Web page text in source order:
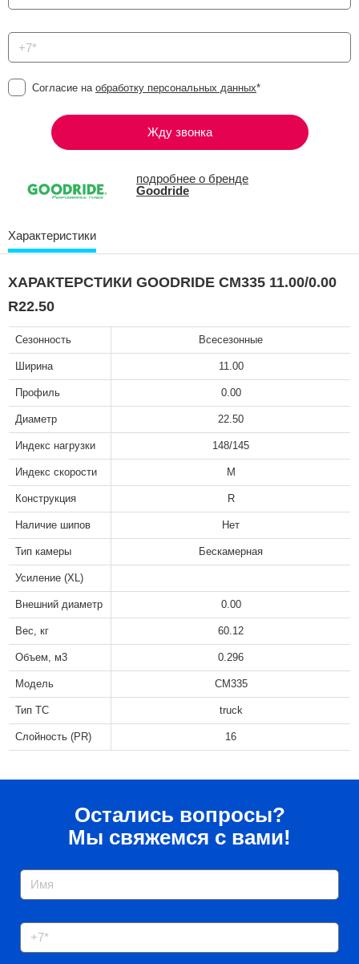
Согласие на обработку персональных данных*
Жду звонка
подробнее о бренде
Goodride
Характеристики
ХАРАКТЕРСТИКИ GOODRIDE CM335 11.00/0.00
R22.50
Сезонность Всесезонные
Ширина 11.00
Профиль 0.00
Диаметр 22.50
Индекс нагрузки 148/145
Индекс скорости M
Конструкция R
Наличие шипов Нет
Тип камеры Бескамерная
Усиление (XL)
Внешний диаметр 0.00
Вес, кг 60.12
Объем, м3 0.296
Модель CM335
Тип ТС truck
Слойность (PR) 16
Остались вопросы?
Мы свяжемся с вами!